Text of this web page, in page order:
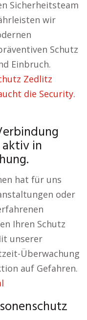
Sicherheitsteam
wir
Schutz
Einbruch.
Zedlitz
die Security.
in
hat für uns
oder
Ihren Schutz
unserer
Überwachung
auf Gefahren.